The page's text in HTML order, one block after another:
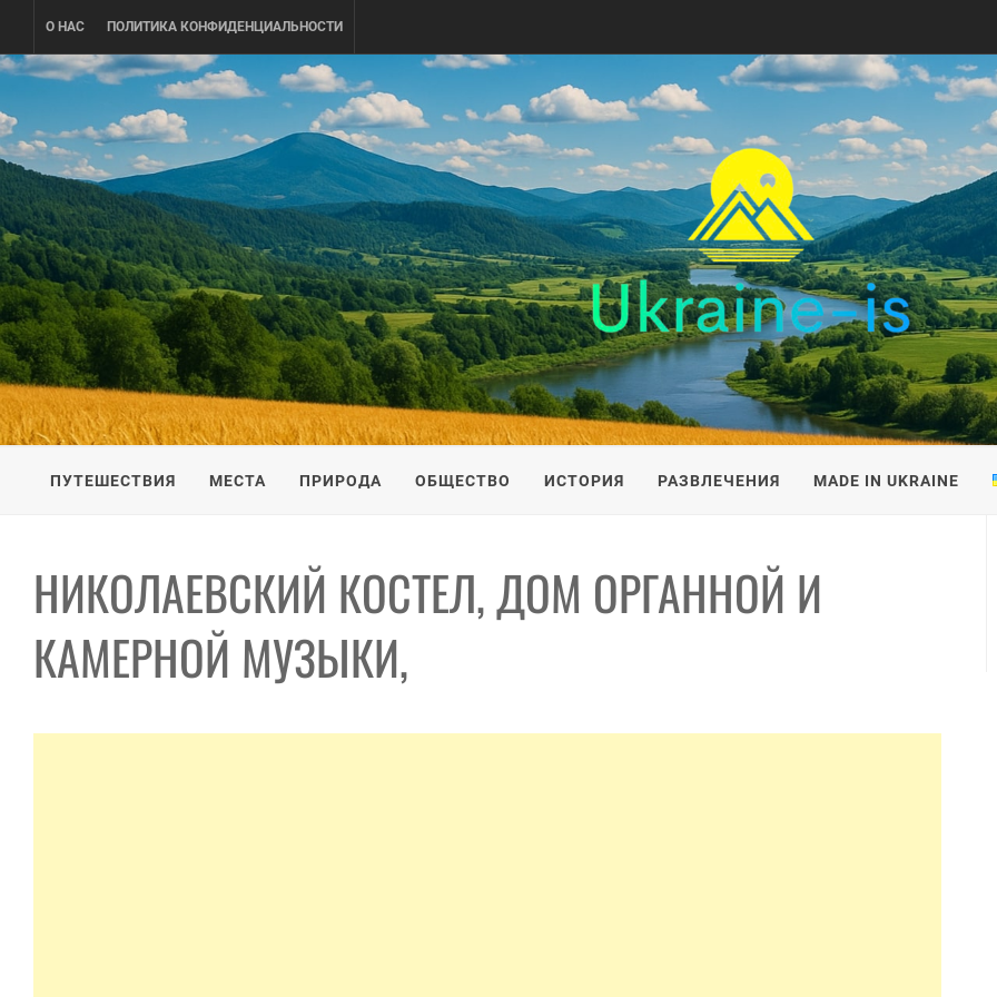
content
О НАС ПОЛИТИКА КОНФИДЕНЦИАЛЬНОСТИ
UKRAINE-IS
ПУТЕШЕСТВИЕ ПО УКРАИНЕ
ПУТЕШЕСТВИЯ МЕСТА ПРИРОДА ОБЩЕСТВО ИСТОРИЯ РАЗВЛЕЧЕНИЯ MADE IN UKRAINE
НИКОЛАЕВСКИЙ КОСТЕЛ, ДОМ ОРГАННОЙ И
КАМЕРНОЙ МУЗЫКИ,